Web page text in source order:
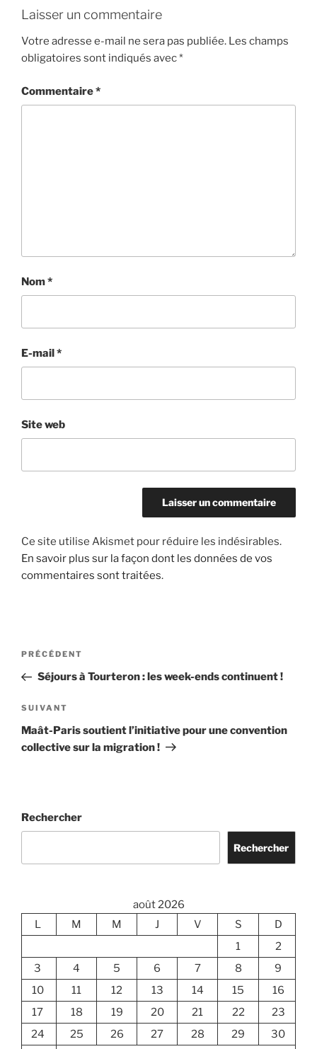
Laisser un commentaire
Votre adresse e-mail ne sera pas publiée. Les champs
obligatoires sont indiqués avec*
Commentaire*
Nom*
E-mail*
Site web
Ce site utilise Akismet pour réduire les indésirables.
En savoir plus sur la façon dont les données de vos
commentaires sont traitées.
Navigation
l’article
Article
précédent
PRÉCÉDENT
Séjours à Tourteron : les week-ends continuent !
Article
suivant
SUIVANT
Maât-Paris soutient l’initiative pour une convention
collective sur la migration !
Rechercher
Rechercher
août 2026
L
M M J V S
D
1
2
3
4 5 6 7 8
9
10
11 12 13 14 15
16
17
18 19 20 21 22
23
24
25 26 27 28 29
30